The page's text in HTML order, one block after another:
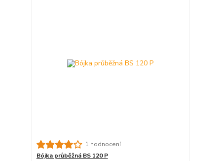
1 hodnocení
Bójka průběžná BS 120 P